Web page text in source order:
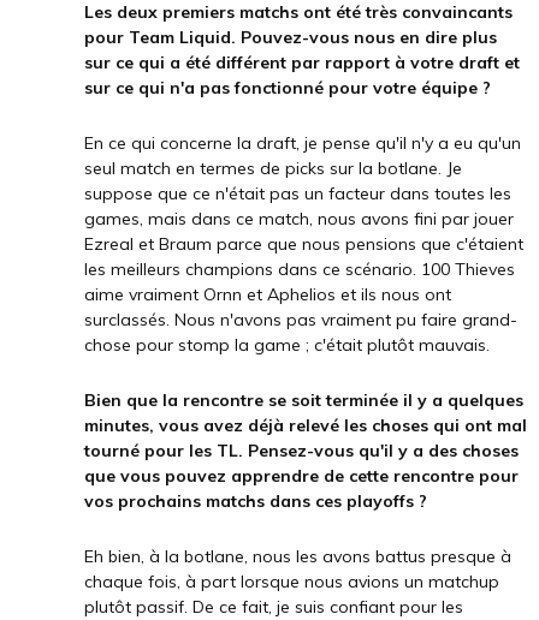
Les deux premiers matchs ont été très convaincants
pour Team Liquid. Pouvez-vous nous en dire plus
sur ce qui a été différent par rapport à votre draft et
sur ce qui n'a pas fonctionné pour votre équipe ?
En ce qui concerne la draft, je pense qu'il n'y a eu qu'un
seul match en termes de picks sur la botlane. Je
suppose que ce n'était pas un facteur dans toutes les
games, mais dans ce match, nous avons fini par jouer
Ezreal et Braum parce que nous pensions que c'étaient
les meilleurs champions dans ce scénario. 100 Thieves
aime vraiment Ornn et Aphelios et ils nous ont
surclassés. Nous n'avons pas vraiment pu faire grand-
chose pour stomp la game ; c'était plutôt mauvais.
Bien que la rencontre se soit terminée il y a quelques
minutes, vous avez déjà relevé les choses qui ont mal
tourné pour les TL. Pensez-vous qu'il y a des choses
que vous pouvez apprendre de cette rencontre pour
vos prochains matchs dans ces playoffs ?
Eh bien, à la botlane, nous les avons battus presque à
chaque fois, à part lorsque nous avions un matchup
plutôt passif. De ce fait, je suis confiant pour les